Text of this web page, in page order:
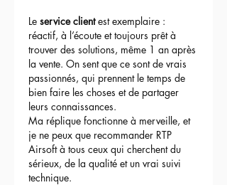
Le service client est exemplaire :
réactif, à l’écoute et toujours prêt à
trouver des solutions, même 1 an après
la vente. On sent que ce sont de vrais
passionnés, qui prennent le temps de
bien faire les choses et de partager
leurs connaissances.
Ma réplique fonctionne à merveille, et
je ne peux que recommander RTP
Airsoft à tous ceux qui cherchent du
sérieux, de la qualité et un vrai suivi
technique.